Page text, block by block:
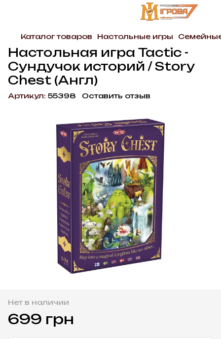
Каталог товаров Настольные игры
Настольная игра Tactic -
Сундучок историй / Story
Chest (Англ)
Артикул: 55398 Оставить отзыв
Нет в наличии
699 грн